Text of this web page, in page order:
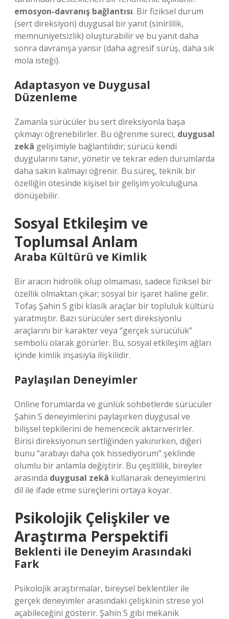
emosyon-davranış bağlantısı. Bir fiziksel durum
(sert direksiyon) duygusal bir yanıt (sinirlilik,
memnuniyetsizlik) oluşturabilir ve bu yanıt daha
sonra davranışa yansır (daha agresif sürüş, daha sık
mola isteği).
Adaptasyon ve Duygusal
Düzenleme
Zamanla sürücüler bu sert direksiyonla başa
çıkmayı öğrenebilirler. Bu öğrenme süreci, duygusal
zekâ gelişimiyle bağlantılıdır; sürücü kendi
duygularını tanır, yönetir ve tekrar eden durumlarda
daha sakin kalmayı öğrenir. Bu süreç, teknik bir
özelliğin ötesinde kişisel bir gelişim yolculuğuna
dönüşebilir.
Sosyal Etkileşim ve
Toplumsal Anlam
Araba Kültürü ve Kimlik
Bir aracın hidrolik olup olmaması, sadece fiziksel bir
özellik olmaktan çıkar; sosyal bir işaret haline gelir.
Tofaş Şahin S gibi klasik araçlar bir topluluk kültürü
yaratmıştır. Bazı sürücüler sert direksiyonlu
araçlarını bir karakter veya “gerçek sürücülük”
sembolü olarak görürler. Bu, sosyal etkileşim ağları
içinde kimlik inşasıyla ilişkilidir.
Paylaşılan Deneyimler
Online forumlarda ve günlük sohbetlerde sürücüler
Şahin S deneyimlerini paylaşırken duygusal ve
bilişsel tepkilerini de hemencecik aktarıverirler.
Birisi direksiyonun sertliğinden yakınırken, diğeri
bunu “arabayı daha çok hissediyorum” şeklinde
olumlu bir anlamla değiştirir. Bu çeşitlilik, bireyler
arasında duygusal zekâ kullanarak deneyimlerini
dil ile ifade etme süreçlerini ortaya koyar.
Psikolojik Çelişkiler ve
Araştırma Perspektifi
Beklenti ile Deneyim Arasındaki
Fark
Psikolojik araştırmalar, bireysel beklentiler ile
gerçek deneyimler arasındaki çelişkinin strese yol
açabileceğini gösterir. Şahin S gibi mekanik